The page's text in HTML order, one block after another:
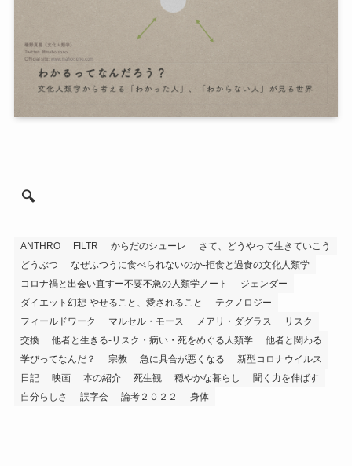
🔍
ANTHRO FILTR からだのシューレ
さて、どうやって生きていこう
どうぶつ
なぜふつうに食べられないのか-拒食と過食の文化人類学
コロナ禍と出会い直すー不要不急の人類学ノート
ジェンダー
ダイエット幻想-やせること、愛されること
テクノロジー
フィールドワーク
マルセル・モース メアリ・ダグラス
リスク
交換
他者と生きる-リスク・病い・死をめぐる人類学
他者と関わる
学びってなんだ？
宗教 急に具合が悪くなる
新型コロナウイルス
日記
映画 本の紹介 死生観 穏やかな暮らし
聞く力を伸ばす
自分らしさ
誤字会 論考２０２２ 身体